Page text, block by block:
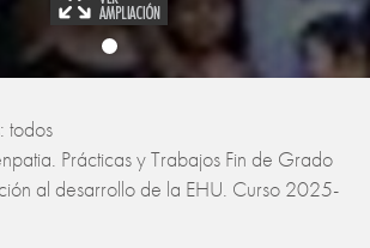
todos
Prácticas y Trabajos Fin de Grado
al desarrollo de la EHU. Curso 2025-